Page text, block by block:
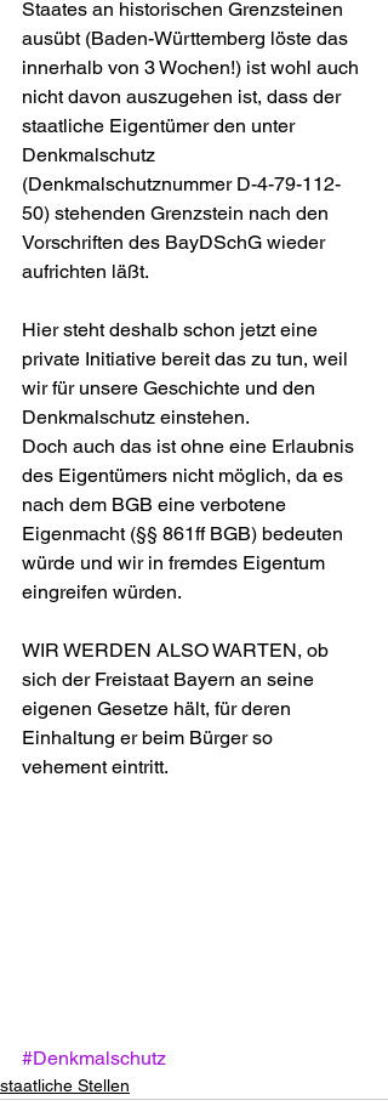
Staates an historischen Grenzsteinen
ausübt (Baden-Württemberg löste das
innerhalb von 3 Wochen!) ist wohl auch
nicht davon auszugehen ist, dass der
staatliche Eigentümer den unter
Denkmalschutz
(Denkmalschutznummer D-4-79-112-
50) stehenden Grenzstein nach den
Vorschriften des BayDSchG wieder
aufrichten läßt.
Hier steht deshalb schon jetzt eine
private Initiative bereit das zu tun, weil
wir für unsere Geschichte und den
Denkmalschutz einstehen.
Doch auch das ist ohne eine Erlaubnis
des Eigentümers nicht möglich, da es
nach dem BGB eine verbotene
Eigenmacht (§§ 861ff BGB) bedeuten
würde und wir in fremdes Eigentum
eingreifen würden.
WIR WERDEN ALSO WARTEN, ob
sich der Freistaat Bayern an seine
eigenen Gesetze hält, für deren
Einhaltung er beim Bürger so
vehement eintritt.
#Denkmalschutz
staatliche Stellen